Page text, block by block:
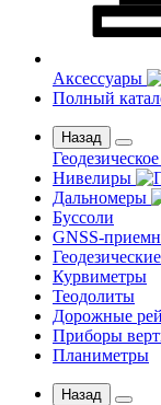
Аксессуары
Полный
Назад
Нивелиры
Дальномеры
Буссоли
GNSS-
Курвиметры
Теодолиты
Дорожные
Приборы
Планиметры
Назад